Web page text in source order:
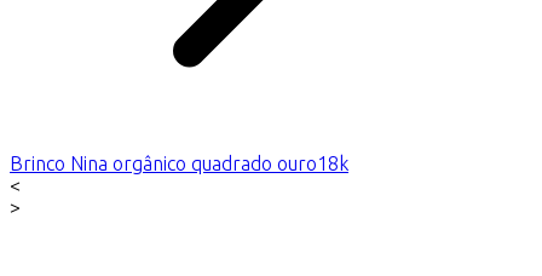
Brinco Nina orgânico quadrado ouro18k
<
>